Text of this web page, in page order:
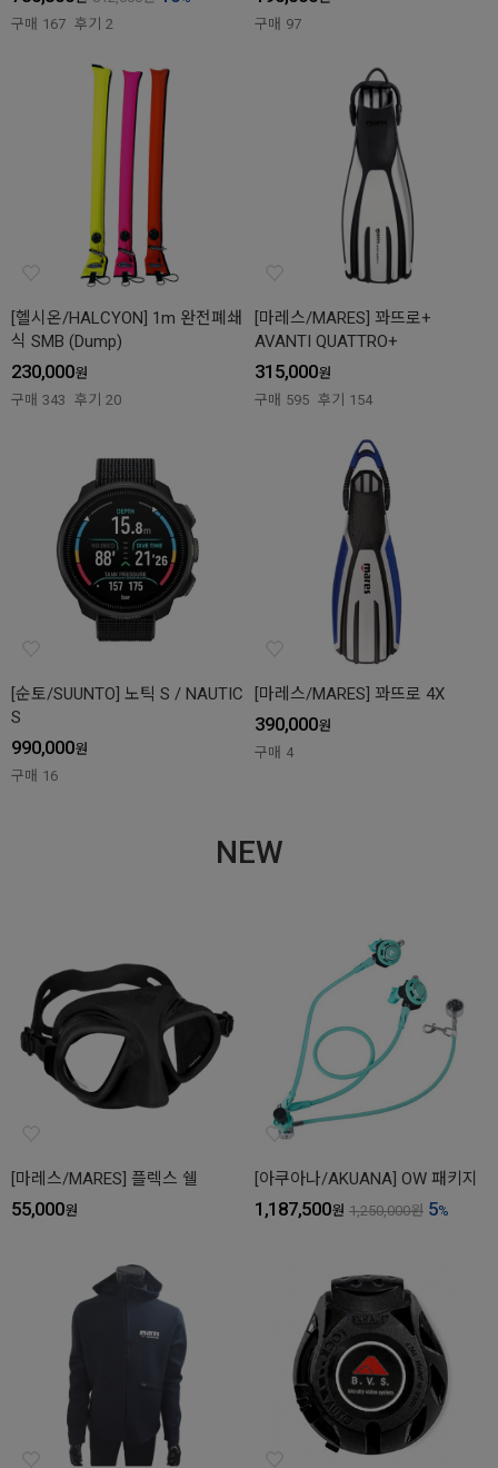
구매 167 후기 2
구매 97
[헬시온/HALCYON] 1m 완전폐쇄
식 SMB (Dump)
230,000원
구매 343 후기 20
[마레스/MARES] 꽈뜨로+
AVANTI QUATTRO+
315,000원
구매 595 후기 154
[순토/SUUNTO] 노틱 S / NAUTIC
S
990,000원
구매 16
[마레스/MARES] 꽈뜨로 4X
390,000원
구매 4
NEW
[마레스/MARES] 플렉스 쉘
55,000원
[아쿠아나/AKUANA] OW 패키지
1,187,500원 1,250,000원 5%